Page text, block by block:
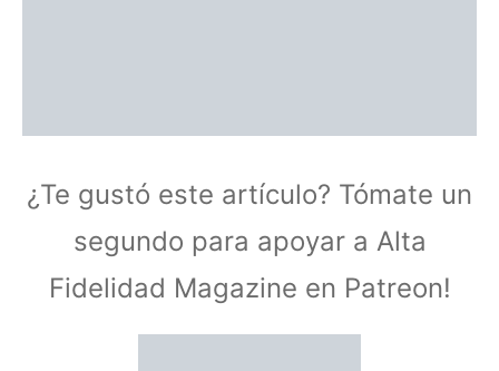
¿Te gustó este artículo? Tómate un
segundo para apoyar a Alta
Fidelidad Magazine en Patreon!